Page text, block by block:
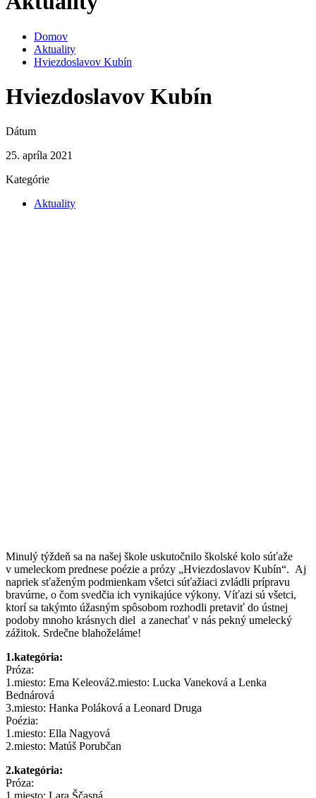
Domov
Aktuality
Hviezdoslavov Kubín
Hviezdoslavov Kubín
Dátum
25. apríla 2021
Kategórie
Aktuality
Minulý týždeň sa na našej škole uskutočnilo školské kolo súťaže
v umeleckom prednese poézie a prózy „Hviezdoslavov Kubín“. Aj
napriek sťaženým podmienkam všetci súťažiaci zvládli prípravu
bravúrne, o čom svedčia ich vynikajúce výkony. Víťazi sú všetci,
ktorí sa takýmto úžasným spôsobom rozhodli pretaviť do ústnej
podoby mnoho krásnych diel a zanechať v nás pekný umelecký
zážitok. Srdečne blahoželáme!
1.kategória:
Próza:
1.miesto: Ema Keleová2.miesto: Lucka Vaneková a Lenka
Bednárová
3.miesto: Hanka Poláková a Leonard Druga
Poézia:
1.miesto: Ella Nagyová
2.miesto: Matúš Porubčan
2.kategória:
Próza:
1.miesto: Lara Ščasná